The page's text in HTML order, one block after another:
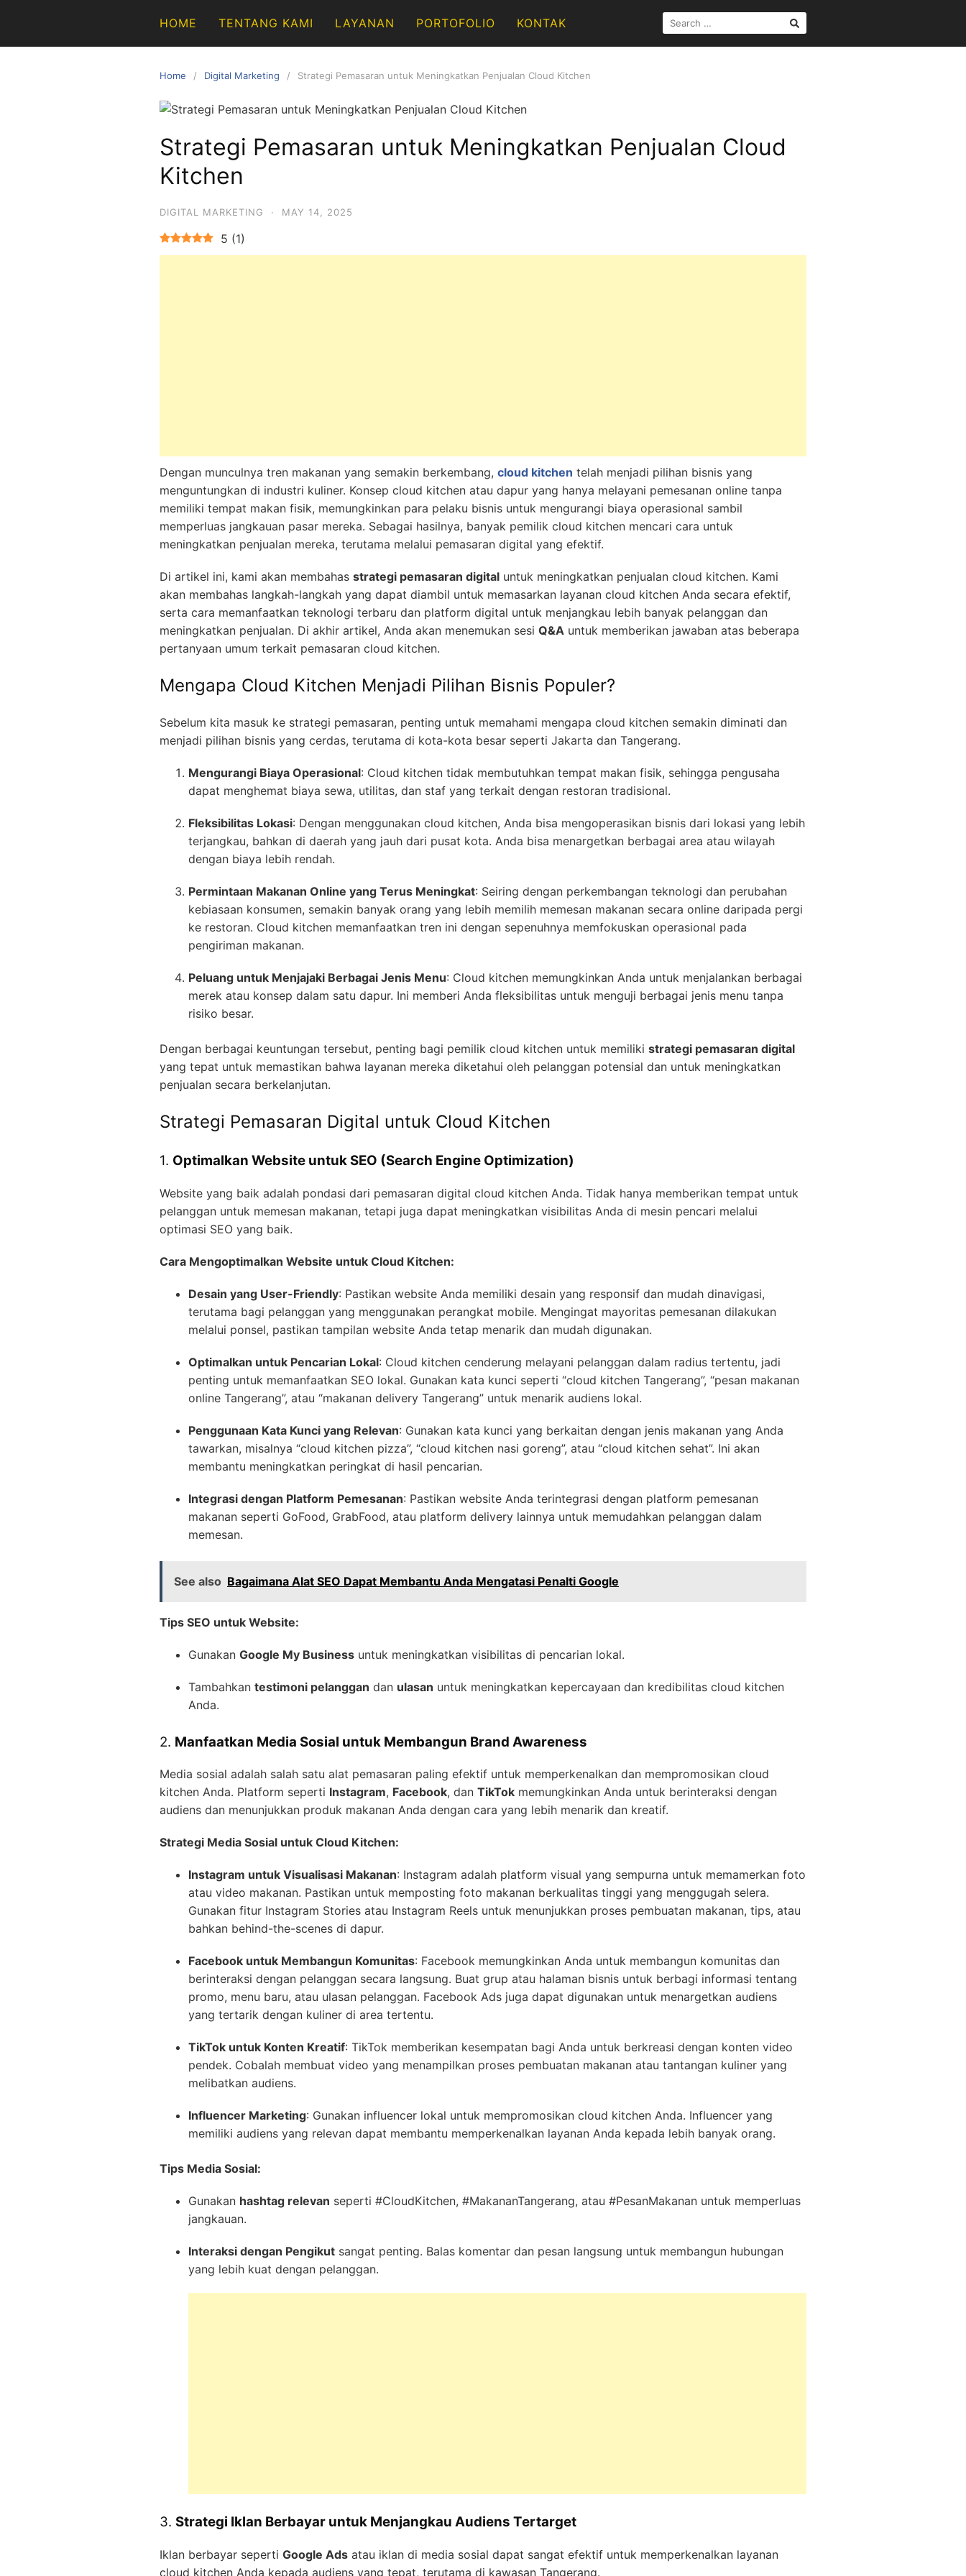
content
HOME TENTANG KAMI LAYANAN PORTOFOLIO KONTAK
SEARCH
FOR:
Home Digital Marketing Strategi Pemasaran untuk Meningkatkan Penjualan Cloud Kitchen
Strategi Pemasaran untuk Meningkatkan Penjualan Cloud
Kitchen
DIGITAL MARKETING · MAY 14, 2025
5 (1)
Dengan munculnya tren makanan yang semakin berkembang, cloud kitchen telah menjadi pilihan bisnis yang
menguntungkan di industri kuliner. Konsep cloud kitchen atau dapur yang hanya melayani pemesanan online tanpa
memiliki tempat makan fisik, memungkinkan para pelaku bisnis untuk mengurangi biaya operasional sambil
memperluas jangkauan pasar mereka. Sebagai hasilnya, banyak pemilik cloud kitchen mencari cara untuk
meningkatkan penjualan mereka, terutama melalui pemasaran digital yang efektif.
Di artikel ini, kami akan membahas strategi pemasaran digital untuk meningkatkan penjualan cloud kitchen. Kami
akan membahas langkah-langkah yang dapat diambil untuk memasarkan layanan cloud kitchen Anda secara efektif,
serta cara memanfaatkan teknologi terbaru dan platform digital untuk menjangkau lebih banyak pelanggan dan
meningkatkan penjualan. Di akhir artikel, Anda akan menemukan sesi Q&A untuk memberikan jawaban atas beberapa
pertanyaan umum terkait pemasaran cloud kitchen.
Mengapa Cloud Kitchen Menjadi Pilihan Bisnis Populer?
Sebelum kita masuk ke strategi pemasaran, penting untuk memahami mengapa cloud kitchen semakin diminati dan
menjadi pilihan bisnis yang cerdas, terutama di kota-kota besar seperti Jakarta dan Tangerang.
Mengurangi Biaya Operasional: Cloud kitchen tidak membutuhkan tempat makan fisik, sehingga pengusaha
dapat menghemat biaya sewa, utilitas, dan staf yang terkait dengan restoran tradisional.
Fleksibilitas Lokasi: Dengan menggunakan cloud kitchen, Anda bisa mengoperasikan bisnis dari lokasi yang lebih
terjangkau, bahkan di daerah yang jauh dari pusat kota. Anda bisa menargetkan berbagai area atau wilayah
dengan biaya lebih rendah.
Permintaan Makanan Online yang Terus Meningkat: Seiring dengan perkembangan teknologi dan perubahan
kebiasaan konsumen, semakin banyak orang yang lebih memilih memesan makanan secara online daripada pergi
ke restoran. Cloud kitchen memanfaatkan tren ini dengan sepenuhnya memfokuskan operasional pada
pengiriman makanan.
Peluang untuk Menjajaki Berbagai Jenis Menu: Cloud kitchen memungkinkan Anda untuk menjalankan berbagai
merek atau konsep dalam satu dapur. Ini memberi Anda fleksibilitas untuk menguji berbagai jenis menu tanpa
risiko besar.
Dengan berbagai keuntungan tersebut, penting bagi pemilik cloud kitchen untuk memiliki strategi pemasaran digital
yang tepat untuk memastikan bahwa layanan mereka diketahui oleh pelanggan potensial dan untuk meningkatkan
penjualan secara berkelanjutan.
Strategi Pemasaran Digital untuk Cloud Kitchen
1. Optimalkan Website untuk SEO (Search Engine Optimization)
Website yang baik adalah pondasi dari pemasaran digital cloud kitchen Anda. Tidak hanya memberikan tempat untuk
pelanggan untuk memesan makanan, tetapi juga dapat meningkatkan visibilitas Anda di mesin pencari melalui
optimasi SEO yang baik.
Cara Mengoptimalkan Website untuk Cloud Kitchen:
Desain yang User-Friendly: Pastikan website Anda memiliki desain yang responsif dan mudah dinavigasi,
terutama bagi pelanggan yang menggunakan perangkat mobile. Mengingat mayoritas pemesanan dilakukan
melalui ponsel, pastikan tampilan website Anda tetap menarik dan mudah digunakan.
Optimalkan untuk Pencarian Lokal: Cloud kitchen cenderung melayani pelanggan dalam radius tertentu, jadi
penting untuk memanfaatkan SEO lokal. Gunakan kata kunci seperti “cloud kitchen Tangerang”, “pesan makanan
online Tangerang”, atau “makanan delivery Tangerang” untuk menarik audiens lokal.
Penggunaan Kata Kunci yang Relevan: Gunakan kata kunci yang berkaitan dengan jenis makanan yang Anda
tawarkan, misalnya “cloud kitchen pizza”, “cloud kitchen nasi goreng”, atau “cloud kitchen sehat”. Ini akan
membantu meningkatkan peringkat di hasil pencarian.
Integrasi dengan Platform Pemesanan: Pastikan website Anda terintegrasi dengan platform pemesanan
makanan seperti GoFood, GrabFood, atau platform delivery lainnya untuk memudahkan pelanggan dalam
memesan.
See also Bagaimana Alat SEO Dapat Membantu Anda Mengatasi Penalti Google
Tips SEO untuk Website:
Gunakan Google My Business untuk meningkatkan visibilitas di pencarian lokal.
Tambahkan testimoni pelanggan dan ulasan untuk meningkatkan kepercayaan dan kredibilitas cloud kitchen
Anda.
2. Manfaatkan Media Sosial untuk Membangun Brand Awareness
Media sosial adalah salah satu alat pemasaran paling efektif untuk memperkenalkan dan mempromosikan cloud
kitchen Anda. Platform seperti Instagram, Facebook, dan TikTok memungkinkan Anda untuk berinteraksi dengan
audiens dan menunjukkan produk makanan Anda dengan cara yang lebih menarik dan kreatif.
Strategi Media Sosial untuk Cloud Kitchen:
Instagram untuk Visualisasi Makanan: Instagram adalah platform visual yang sempurna untuk memamerkan foto
atau video makanan. Pastikan untuk memposting foto makanan berkualitas tinggi yang menggugah selera.
Gunakan fitur Instagram Stories atau Instagram Reels untuk menunjukkan proses pembuatan makanan, tips, atau
bahkan behind-the-scenes di dapur.
Facebook untuk Membangun Komunitas: Facebook memungkinkan Anda untuk membangun komunitas dan
berinteraksi dengan pelanggan secara langsung. Buat grup atau halaman bisnis untuk berbagi informasi tentang
promo, menu baru, atau ulasan pelanggan. Facebook Ads juga dapat digunakan untuk menargetkan audiens
yang tertarik dengan kuliner di area tertentu.
TikTok untuk Konten Kreatif: TikTok memberikan kesempatan bagi Anda untuk berkreasi dengan konten video
pendek. Cobalah membuat video yang menampilkan proses pembuatan makanan atau tantangan kuliner yang
melibatkan audiens.
Influencer Marketing: Gunakan influencer lokal untuk mempromosikan cloud kitchen Anda. Influencer yang
memiliki audiens yang relevan dapat membantu memperkenalkan layanan Anda kepada lebih banyak orang.
Tips Media Sosial:
Gunakan hashtag relevan seperti #CloudKitchen, #MakananTangerang, atau #PesanMakanan untuk memperluas
jangkauan.
Interaksi dengan Pengikut sangat penting. Balas komentar dan pesan langsung untuk membangun hubungan
yang lebih kuat dengan pelanggan.
3. Strategi Iklan Berbayar untuk Menjangkau Audiens Tertarget
Iklan berbayar seperti Google Ads atau iklan di media sosial dapat sangat efektif untuk memperkenalkan layanan
cloud kitchen Anda kepada audiens yang tepat, terutama di kawasan Tangerang.